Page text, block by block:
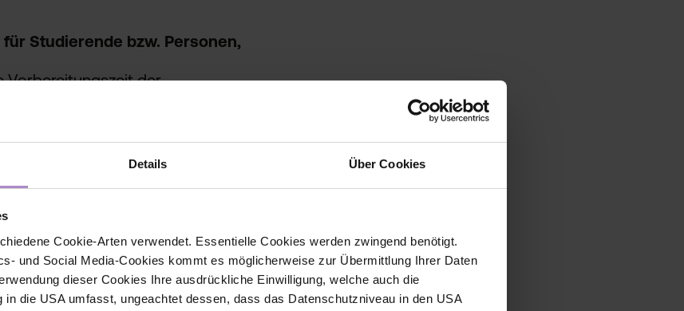
Details Über Cookies
Cookie-Arten verwendet. Essentielle Cookies werden zwingend benötigt.
und Social Media-Cookies kommt es möglicherweise zur Übermittlung Ihrer Daten
dieser Cookies Ihre ausdrückliche Einwilligung, welche auch die
die USA umfasst, ungeachtet dessen, dass das Datenschutzniveau in den USA
Studierende bzw. Personen,
Vorbereitungszeit der
Bitte wende dich in
In weiterer Folge ist es
Studienbeihilfe zu beantragen.
Übersicht über mögliche
können
sie aus Vorarlberg kommen,
eine nicht bestandene Prüfung
der FHV? Wird mir das